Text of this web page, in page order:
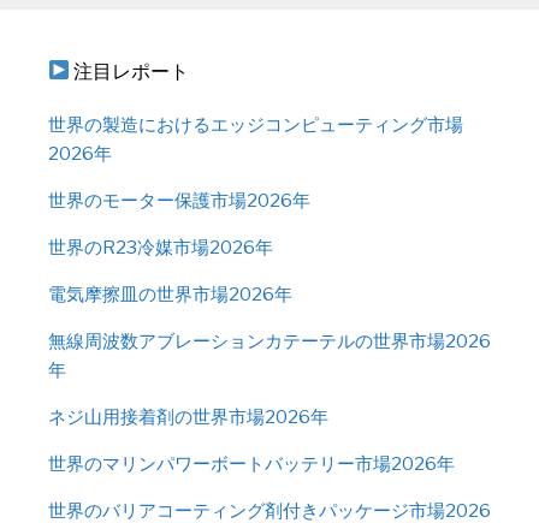
注目レポート
世界の製造におけるエッジコンピューティング市場
2026年
世界のモーター保護市場2026年
世界のR23冷媒市場2026年
電気摩擦皿の世界市場2026年
無線周波数アブレーションカテーテルの世界市場2026
年
ネジ山用接着剤の世界市場2026年
世界のマリンパワーボートバッテリー市場2026年
世界のバリアコーティング剤付きパッケージ市場2026